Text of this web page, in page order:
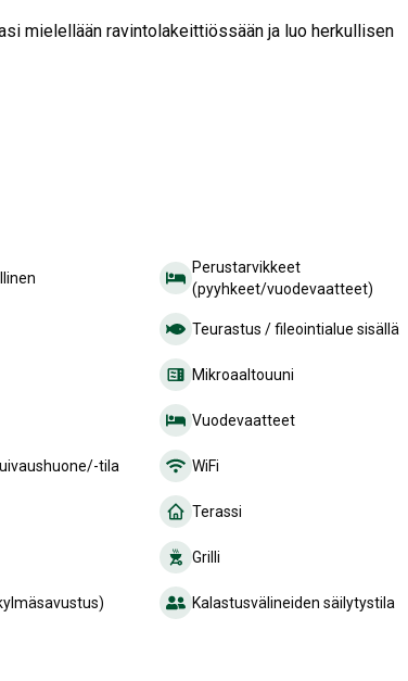
mielellään ravintolakeittiössään ja luo herkullisen
Perustarvikkeet
(pyyhkeet/vuodevaatteet)
Teurastus / fileointialue sisällä
Mikroaaltouuni
Vuodevaatteet
tila WiFi
Terassi
Grilli
Kalastusvälineiden säilytystila